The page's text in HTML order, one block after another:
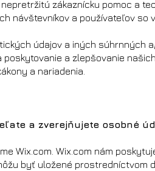
zákaznícku pomoc a
návštevníkov a používateľov
údajov a iných súhrnných
a zlepšovanie
a nariadenia.
a zverejňujete osobné
Wix.com. Wix.com nám
byť uložené prostredníctvom